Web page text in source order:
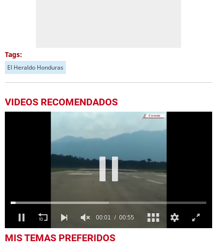
Tags:
El Heraldo Honduras
VIDEOS RECOMENDADOS
seconds
MIS TEMAS PREFERIDOS